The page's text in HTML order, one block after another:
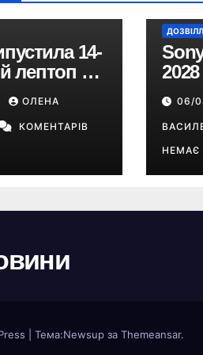
14-
лептоп на
X2 з
понад
ОЛЕНА
КОМЕНТАРІВ
06/
НЕМАЄ
Тема:Newsup за Themeansar.